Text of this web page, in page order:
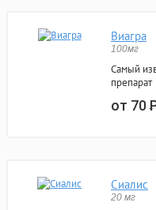
Виагра
100мг
Самый
препарат
от 70
Сиалис
20 мг